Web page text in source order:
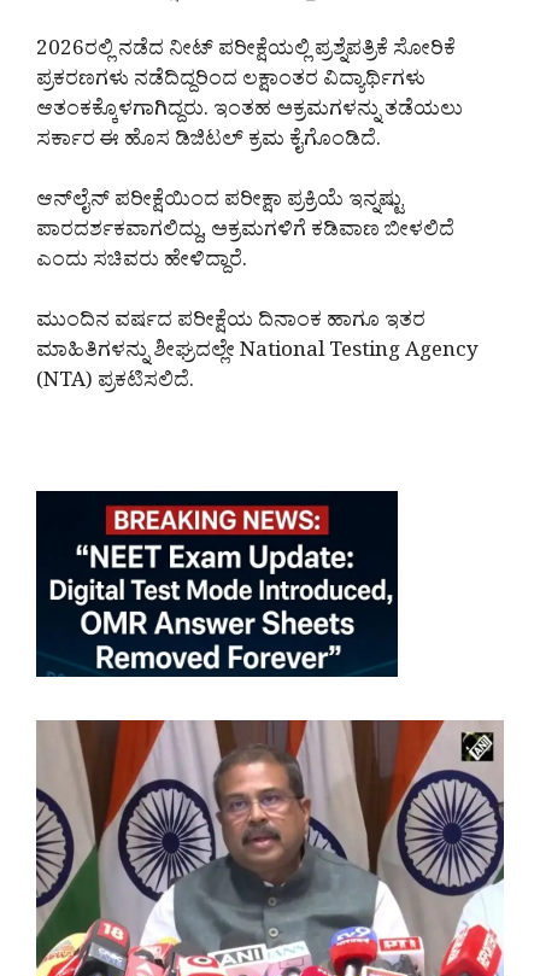
2026ರಲ್ಲಿ ನಡೆದ ನೀಟ್ ಪರೀಕ್ಷೆಯಲ್ಲಿ ಪ್ರಶ್ನೆಪತ್ರಿಕೆ ಸೋರಿಕೆ
ಪ್ರಕರಣಗಳು ನಡೆದಿದ್ದರಿಂದ ಲಕ್ಷಾಂತರ ವಿದ್ಯಾರ್ಥಿಗಳು
ಆತಂಕಕ್ಕೊಳಗಾಗಿದ್ದರು. ಇಂತಹ ಅಕ್ರಮಗಳನ್ನು ತಡೆಯಲು
ಸರ್ಕಾರ ಈ ಹೊಸ ಡಿಜಿಟಲ್ ಕ್ರಮ ಕೈಗೊಂಡಿದೆ.
ಆನ್‌ಲೈನ್ ಪರೀಕ್ಷೆಯಿಂದ ಪರೀಕ್ಷಾ ಪ್ರಕ್ರಿಯೆ ಇನ್ನಷ್ಟು
ಪಾರದರ್ಶಕವಾಗಲಿದ್ದು, ಅಕ್ರಮಗಳಿಗೆ ಕಡಿವಾಣ ಬೀಳಲಿದೆ
ಎಂದು ಸಚಿವರು ಹೇಳಿದ್ದಾರೆ.
ಮುಂದಿನ ವರ್ಷದ ಪರೀಕ್ಷೆಯ ದಿನಾಂಕ ಹಾಗೂ ಇತರ
ಮಾಹಿತಿಗಳನ್ನು ಶೀಘ್ರದಲ್ಲೇ National Testing Agency
(NTA) ಪ್ರಕಟಿಸಲಿದೆ.